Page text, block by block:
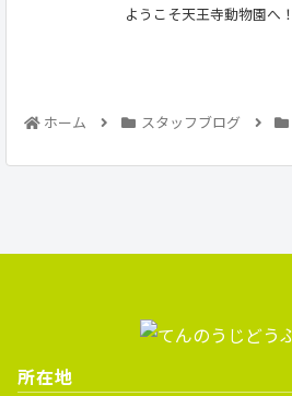
ようこそ天王寺動物園へ！
ホーム スタッフブログ
所在地